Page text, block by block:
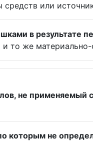
или
в результате
то же
не применяемый
которым не